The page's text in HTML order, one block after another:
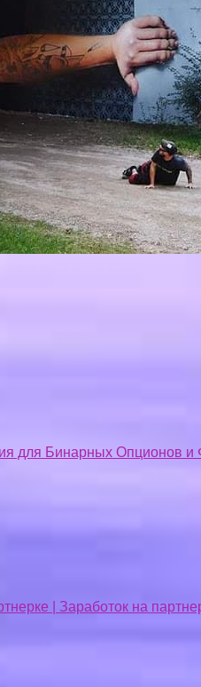
для Бинарных Опционов и
| Заработок на